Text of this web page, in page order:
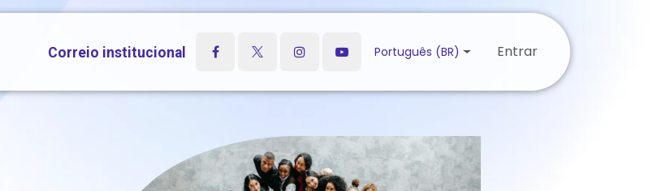
Calendário Contato
Correio institucional Português (BR) Entrar